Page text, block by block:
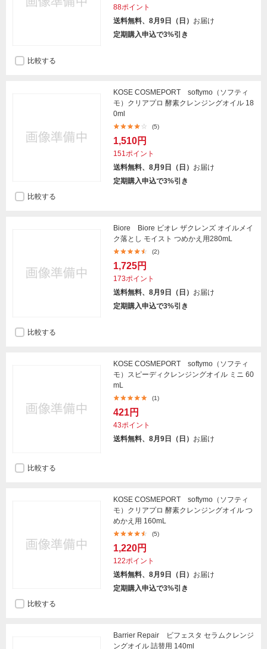
88ポイント
送料無料、8月9日（日） お届け
定期購入申込で3%引き
比較する
KOSE COSMEPORT softymo（ソフティ
モ）クリアプロ 酵素クレンジングオイル 18
0ml
(5)
1,510円
151ポイント
送料無料、8月9日（日） お届け
定期購入申込で3%引き
比較する
Biore Biore ビオレ ザクレンズ オイルメイ
ク落とし モイスト つめかえ用280mL
(2)
1,725円
173ポイント
送料無料、8月9日（日） お届け
定期購入申込で3%引き
比較する
KOSE COSMEPORT softymo（ソフティ
モ）スピーディクレンジングオイル ミニ 60
mL
(1)
421円
43ポイント
送料無料、8月9日（日） お届け
比較する
KOSE COSMEPORT softymo（ソフティ
モ）クリアプロ 酵素クレンジングオイル つ
めかえ用 160mL
(5)
1,220円
122ポイント
送料無料、8月9日（日） お届け
定期購入申込で3%引き
比較する
Barrier Repair ビフェスタ セラムクレンジ
ングオイル 詰替用 140ml